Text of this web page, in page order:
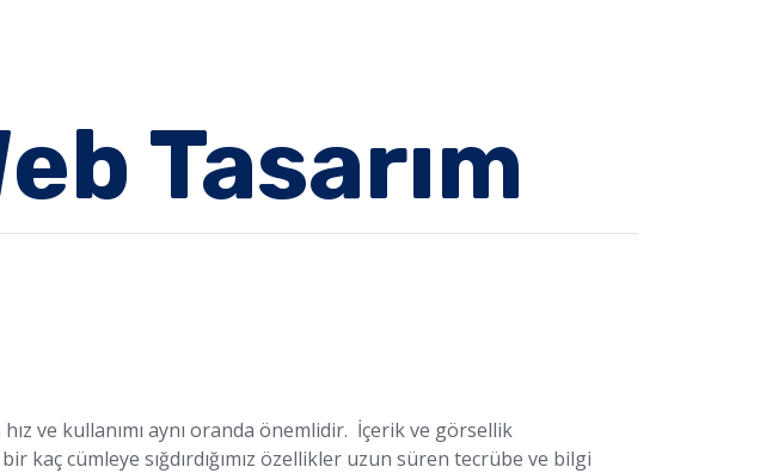
Tasarım
ve kullanımı aynı oranda önemlidir. İçerik ve görsellik
cümleye sığdırdığımız özellikler uzun süren tecrübe ve bilgi